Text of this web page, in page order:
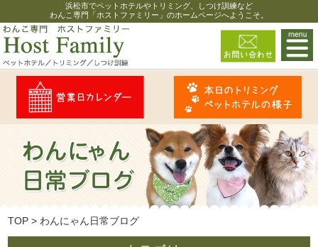
浜松市でペットホテルやトリミング、しつけ訓練など
わんこ専門「ホストファミリー」のホームページへようこそ。
TOP > わんにゃん日常ブログ